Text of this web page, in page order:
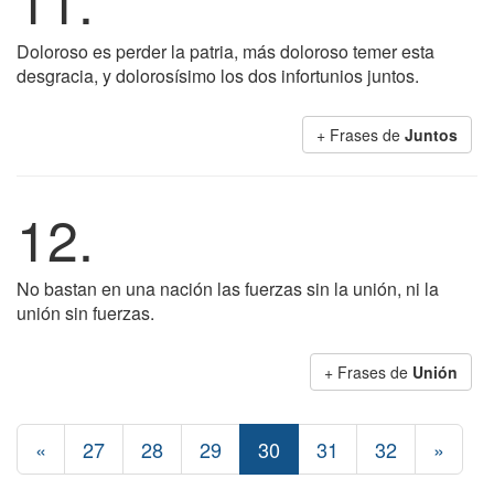
Doloroso es perder la patria, más doloroso temer esta
desgracia, y dolorosísimo los dos infortunios juntos.
+ Frases de Juntos
12.
No bastan en una nación las fuerzas sin la unión, ni la
unión sin fuerzas.
+ Frases de Unión
« 27 28 29 30 31 32 »